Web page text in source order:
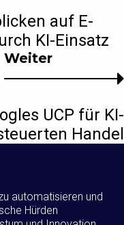
Weiter
UCP für KI-
Handel
auf E-
KI-Einsatz
automatisieren und
Hürden